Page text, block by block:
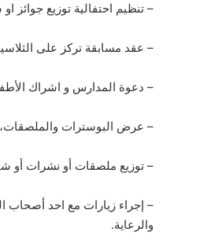
– تنظيم احتفالية توزيع جوائز
– عقد مسابقة تركز على
– دعوة المدارس و اشراك
– عرض البوسترات والملصقات،
– توزيع ملصقات أو نشرات أو
– إجراء زيارات مع احد أصحاب
والرعاية.